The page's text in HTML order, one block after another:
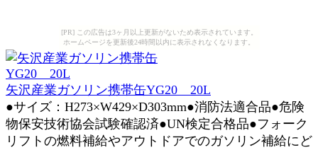
[PR] この広告は3ヶ月以上更新がないため表示されています。
ホームページを更新後24時間以内に表示されなくなります。
矢沢産業ガソリン携帯缶YG20 20L
●サイズ：H273×W429×D303mm●消防法適合品●危険
物保安技術協会試験確認済●UN検定合格品●フォーク
リフトの燃料補給やアウトドアでのガソリン補給にど